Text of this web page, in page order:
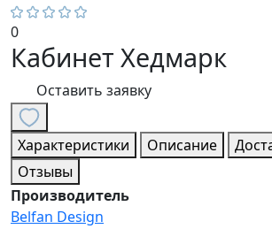
0
Кабинет Хедмарк
Оставить заявку
Характеристики Описание
Отзывы
Производитель
Belfan Design